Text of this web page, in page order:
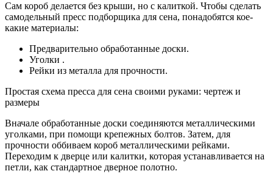
Сам короб делается без крыши, но с калиткой. Чтобы сделать
самодельный пресс подборщика для сена, понадобятся кое-
какие материалы:
Предварительно обработанные доски.
Уголки .
Рейки из металла для прочности.
Простая схема пресса для сена своими руками: чертеж и
размеры
Вначале обработанные доски соединяются металлическими
уголками, при помощи крепежных болтов. Затем, для
прочности оббиваем короб металлическими рейками.
Переходим к дверце или калитки, которая устанавливается на
петли, как стандартное дверное полотно.